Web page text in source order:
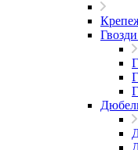
Гвозди